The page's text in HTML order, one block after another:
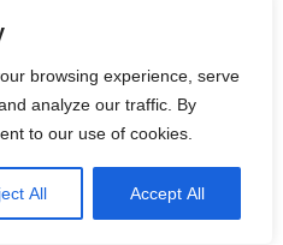
browsing experience, serve
analyze our traffic. By
to our use of cookies.
All Accept All
le sue
la composizione
o l’attività
possono essere
di gestione del